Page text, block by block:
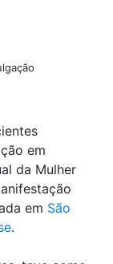
em
da Mulher
em São
.